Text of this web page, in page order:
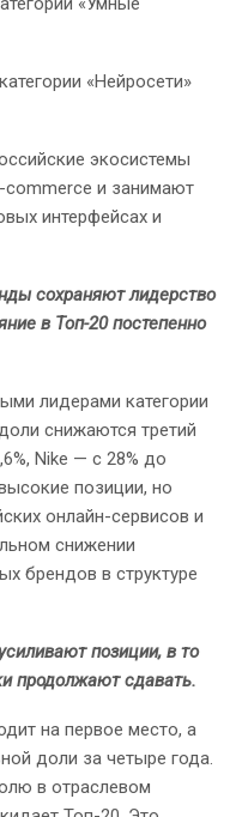
«Нейросети»
экосистемы
и занимают
интерфейсах и
сохраняют лидерство
в Топ-20 постепенно
лидерами категории
снижаются третий
Nike — с 28% до
позиции, но
онлайн-сервисов и
снижении
брендов в структуре
позиции, в то
продолжают сдавать.
на первое место, а
доли за четыре года.
в отраслевом